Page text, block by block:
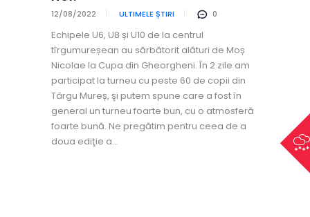
12/08/2022 ULTIMELE ȘTIRI 0
Echipele U6, U8 și U10 de la centrul
tîrgumureșean au sărbătorit alături de Moș
Nicolae la Cupa din Gheorgheni. În 2 zile am
participat la turneu cu peste 60 de copii din
Târgu Mureș, şi putem spune care a fost în
general un turneu foarte bun, cu o atmosferă
foarte bună. Ne pregătim pentru ceea de a
doua ediţie a…